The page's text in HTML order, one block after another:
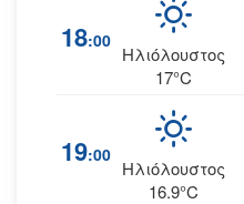
18:00
Ηλιόλουστος
17°C
19:00
Ηλιόλουστος
16.9°C